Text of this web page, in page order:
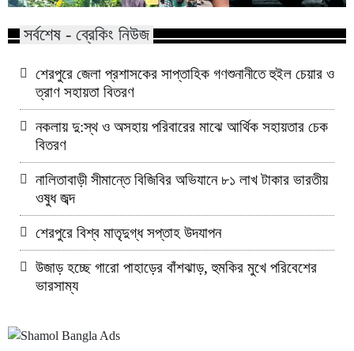
সর্বশেষ - ব্রেকিং নিউজ
শেরপুরে জেলা প্রশাসকের সাপ্তাহিক গণশুনানীতে হুইল চেয়ার ও
ত্রাণ সহায়তা বিতরণ
নকলায় দু:স্থ ও অসহায় পরিবারের মাঝে আর্থিক সহায়তার চেক
বিতরণ
নালিতাবাড়ী সীমান্তে বিজিবির অভিযানে ৮১ লাখ টাকার ভারতীয়
ওষুধ জব্দ
শেরপুরে বিশ্ব মাতৃদুগ্ধ সপ্তাহ উদযাপন
উজাড় হচ্ছে গারো পাহাড়ের বাঁশঝাড়, হুমকির মুখে পরিবেশের
ভারসাম্য